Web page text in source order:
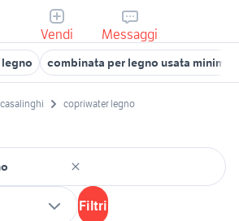
Vendi Messaggi
combinata per legno usata minimax
copriwater legno
Filtri